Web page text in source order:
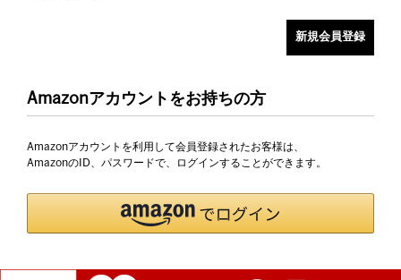
Amazonアカウントをお持ちの方
Amazonアカウントを利用して会員登録されたお客様は、
AmazonのID、パスワードで、ログインすることができます。